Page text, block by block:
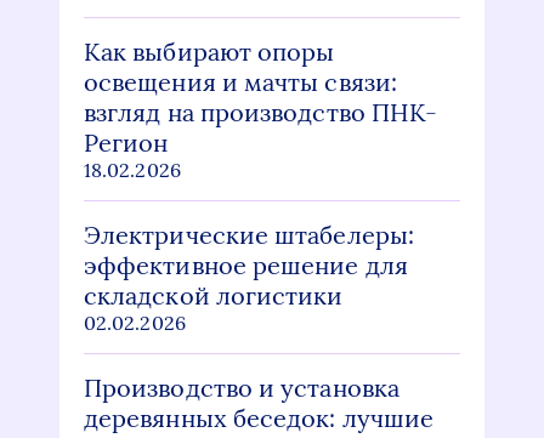
Как выбирают опоры
освещения и мачты связи:
взгляд на производство ПНК-
Регион
18.02.2026
Электрические штабелеры:
эффективное решение для
складской логистики
02.02.2026
Производство и установка
деревянных беседок: лучшие